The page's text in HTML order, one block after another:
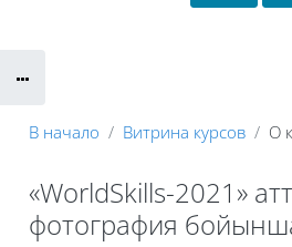
В начало Витрина курсов О
«WorldSkills-2021»
фотография